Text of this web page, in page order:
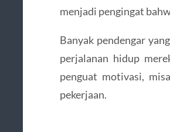
menjadi pengingat
Banyak pendengar
perjalanan hidup
penguat motivasi,
pekerjaan.